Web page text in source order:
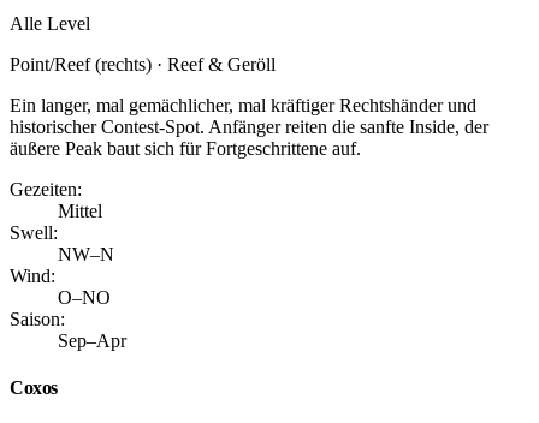
Alle Level
Point/Reef (rechts) · Reef & Geröll
Ein langer, mal gemächlicher, mal kräftiger Rechtshänder und
historischer Contest-Spot. Anfänger reiten die sanfte Inside, der
äußere Peak baut sich für Fortgeschrittene auf.
Gezeiten:
Mittel
Swell:
NW–N
Wind:
O–NO
Saison:
Sep–Apr
Coxos